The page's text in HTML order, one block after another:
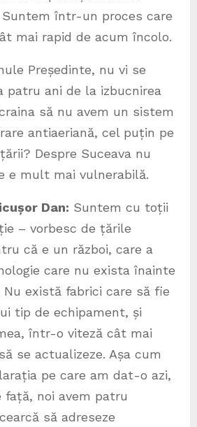
Suntem într-un proces care
mai rapid de acum încolo.
Președinte, nu vi se
patru ani de la izbucnirea
să nu avem un sistem
antiaeriană, cel puțin pe
Despre Suceava nu
e mult mai vulnerabilă.
Dan: Suntem cu toții
– vorbesc de țările
că e un război, care a
care nu exista înainte
Nu există fabrici care să fie
tip de echipament, și
într-o viteză cât mai
se actualizeze. Așa cum
pe care am dat-o azi,
noi avem patru
să adreseze